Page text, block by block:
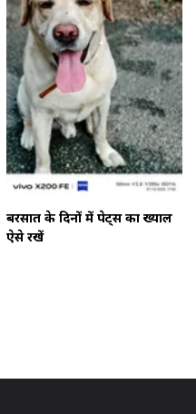
बरसात के दिनों में पेट्स का ख्याल
ऐसे रखें